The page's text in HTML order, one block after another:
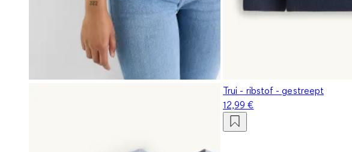
Trui - ribstof - gestreept
12,99 €